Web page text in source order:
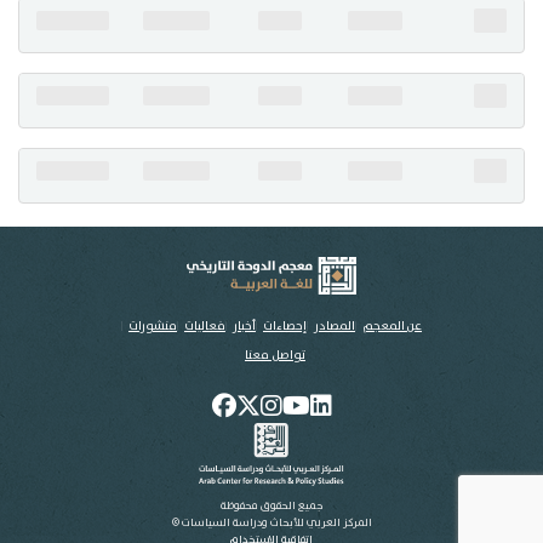
عن المعجم المصادر إحصاءات أخبار فعاليات منشورات
تواصل معنا
جميع الحقوق محفوظة
المركز العربي للأبحاث ودراسة السياسات ©